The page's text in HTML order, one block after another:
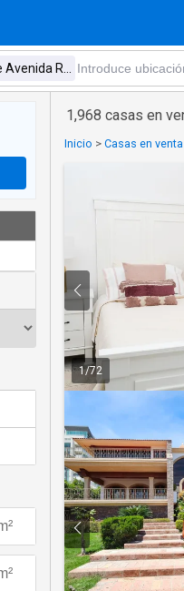
1,968 casas en
Inicio > Casas en
1/72